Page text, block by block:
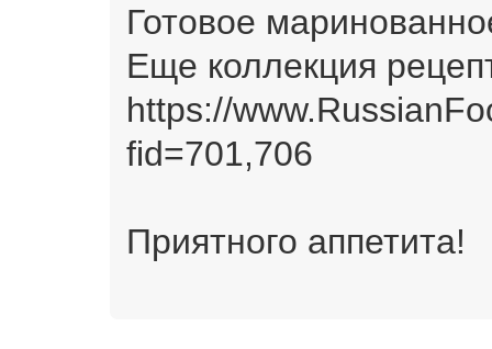
Готовое
Еще коллекция
https://
fid=701,706
Приятного аппетита!